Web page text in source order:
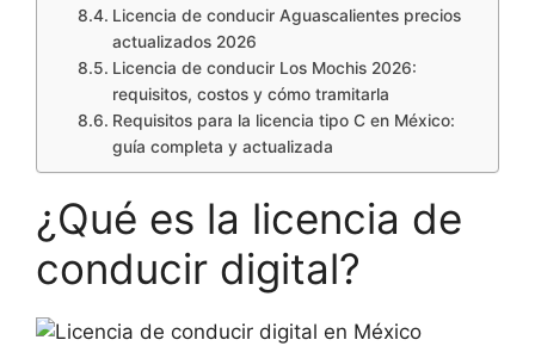
Licencia de conducir Aguascalientes precios
actualizados 2026
Licencia de conducir Los Mochis 2026:
requisitos, costos y cómo tramitarla
Requisitos para la licencia tipo C en México:
guía completa y actualizada
¿Qué es la licencia de
conducir digital?